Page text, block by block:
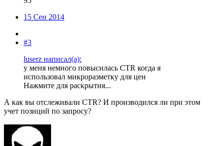
15 Сен 2014
#3
luserz написал(а):
у меня немного повысилась CTR когда я
использовал микроразметку для цен
Нажмите для раскрытия...
А как вы отслеживали CTR? И производился ли при этом
учет позиций по запросу?